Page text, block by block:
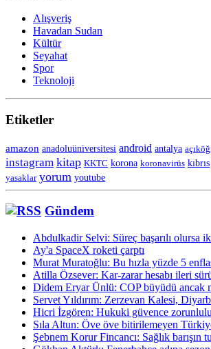
Alışveriş
Havadan Sudan
Kültür
Seyahat
Spor
Teknoloji
Etiketler
amazon anadoluüniversitesi android antalya
instagram kitap KKTC korona koronavirüs kıbrıs
yasaklar yorum youtube
Gündem
Abdulkadir Selvi: Süreç başarılı olursa
Ay'a SpaceX roketi çarptı
Murat Muratoğlu: Bu hızla yüzde 5
Atilla Özsever: Kar-zarar hesabı ileri
Didem Eryar Ünlü: COP büyüdü ancak
Servet Yıldırım: Zerzevan Kalesi,
Hicri İzgören: Hukuki güvence
Sıla Altun: Öve öve bitirilemeyen
Şebnem Korur Fincancı: Sağlık barışın